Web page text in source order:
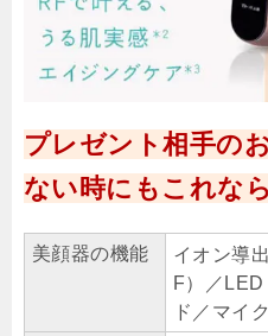
プレゼント相手の
ない時にもこれな
美顔器の機能
イオン導
F）／
ド／マイ